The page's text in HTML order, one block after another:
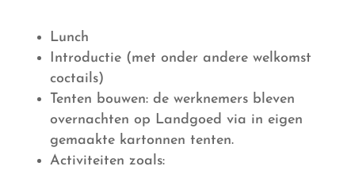
Lunch
Introductie (met onder andere welkomst
coctails)
Tenten bouwen: de werknemers bleven
overnachten op Landgoed via in eigen
gemaakte kartonnen tenten.
Activiteiten zoals: